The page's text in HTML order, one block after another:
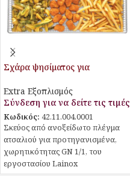
Σχάρα ψησίματος για
Extra Εξοπλισμός
Σύνδεση για να δείτε τις τιμές
Κωδικός: 42.11.004.0001
Σκεύος από ανοξείδωτο πλέγμα
ατσαλιού για προτηγανισμένα,
χωρητικότητας GN 1/1, του
εργοστασίου Lainox